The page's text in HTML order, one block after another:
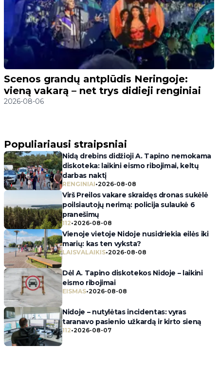
Scenos grandų antplūdis Neringoje:
vieną vakarą – net trys didieji renginiai
2026-08-06
Populiariausi straipsniai
Nidą drebins didžioji A. Tapino nemokama
diskoteka: laikini eismo ribojimai, keltų
darbas naktį
RENGINIAI•2026-08-08
Virš Preilos vakare skraidęs dronas sukėlė
poilsiautojų nerimą: policija sulaukė 6
pranešimų
112•2026-08-08
Vienoje vietoje Nidoje nusidriekia eilės iki
marių: kas ten vyksta?
LAISVALAIKIS•2026-08-08
Dėl A. Tapino diskotekos Nidoje – laikini
eismo ribojimai
EISMAS•2026-08-08
Nidoje – nutylėtas incidentas: vyras
taranavo pasienio užkardą ir kirto sieną
112•2026-08-07